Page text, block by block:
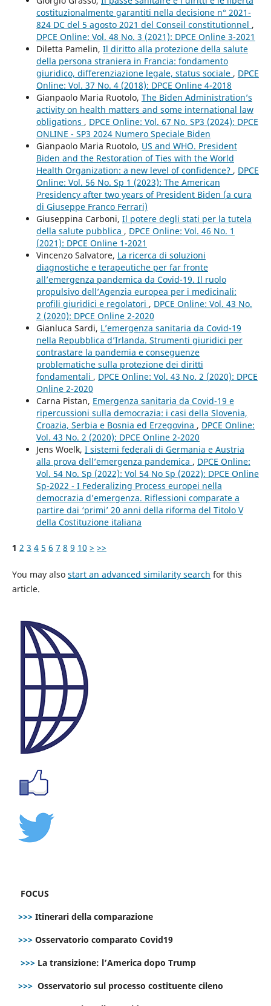
costituzionalmente garantiti nella decisione n° 2021-
824 DC del 5 agosto 2021 del Conseil constitutionnel ,
DPCE Online: Vol. 48 No. 3 (2021): DPCE Online 3-2021
Diletta Pamelin, Il diritto alla protezione della salute
della persona straniera in Francia: fondamento
giuridico, differenziazione legale, status sociale , DPCE
Online: Vol. 37 No. 4 (2018): DPCE Online 4-2018
Gianpaolo Maria Ruotolo, The Biden Administration’s
activity on health matters and some international law
obligations , DPCE Online: Vol. 67 No. SP3 (2024): DPCE
ONLINE - SP3 2024 Numero Speciale Biden
Gianpaolo Maria Ruotolo, US and WHO. President
Biden and the Restoration of Ties with the World
Health Organization: a new level of confidence? , DPCE
Online: Vol. 56 No. Sp 1 (2023): The American
Presidency after two years of President Biden (a cura
di Giuseppe Franco Ferrari)
Giuseppina Carboni, Il potere degli stati per la tutela
della salute pubblica , DPCE Online: Vol. 46 No. 1
(2021): DPCE Online 1-2021
Vincenzo Salvatore, La ricerca di soluzioni
diagnostiche e terapeutiche per far fronte
all’emergenza pandemica da Covid-19. Il ruolo
propulsivo dell’Agenzia europea per i medicinali:
profili giuridici e regolatori , DPCE Online: Vol. 43 No.
2 (2020): DPCE Online 2-2020
Gianluca Sardi, L’emergenza sanitaria da Covid-19
nella Repubblica d’Irlanda. Strumenti giuridici per
contrastare la pandemia e conseguenze
problematiche sulla protezione dei diritti
fondamentali , DPCE Online: Vol. 43 No. 2 (2020): DPCE
Online 2-2020
Carna Pistan, Emergenza sanitaria da Covid-19 e
ripercussioni sulla democrazia: i casi della Slovenia,
Croazia, Serbia e Bosnia ed Erzegovina , DPCE Online:
Vol. 43 No. 2 (2020): DPCE Online 2-2020
Jens Woelk, I sistemi federali di Germania e Austria
alla prova dell’emergenza pandemica , DPCE Online:
Vol. 54 No. Sp (2022): Vol 54 No Sp (2022): DPCE Online
Sp-2022 - I Federalizing Process europei nella
democrazia d’emergenza. Riflessioni comparate a
partire dai ‘primi’ 20 anni della riforma del Titolo V
della Costituzione italiana
1 2 3 4 5 6 7 8 9 10 > >>
You may also start an advanced similarity search for this
article.
FOCUS
>>> Itinerari della comparazione
>>> Osservatorio comparato Covid19
>>> La transizione: l’America dopo Trump
>>> Osservatorio sul processo costituente cileno